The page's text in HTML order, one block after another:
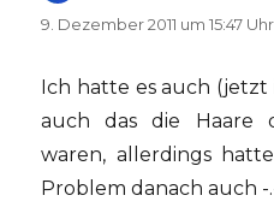
9. Dezember 2011 um 15:47 Uhr
Ich hatte es auch (jetzt
auch das die Haare
waren, allerdings
Problem danach auch -